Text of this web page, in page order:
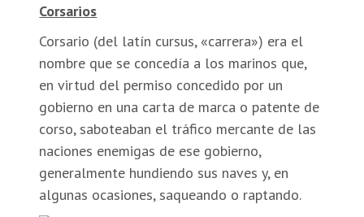
Corsarios
Corsario (del latín cursus, «carrera») era el
nombre que se concedía a los marinos que,
en virtud del permiso concedido por un
gobierno en una carta de marca o patente de
corso, saboteaban el tráfico mercante de las
naciones enemigas de ese gobierno,
generalmente hundiendo sus naves y, en
algunas ocasiones, saqueando o raptando.